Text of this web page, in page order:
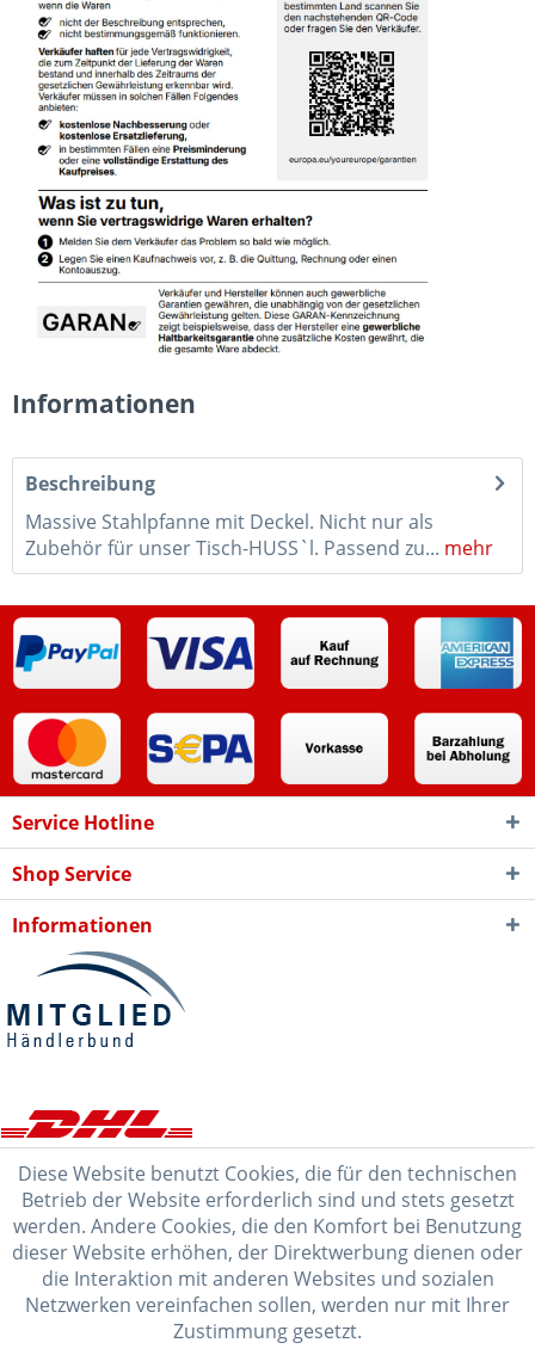
Informationen
Beschreibung
Massive Stahlpfanne mit Deckel. Nicht nur als
Zubehör für unser Tisch-HUSS`l. Passend zu... mehr
Service Hotline
Shop Service
Informationen
Diese Website benutzt Cookies, die für den technischen
Betrieb der Website erforderlich sind und stets gesetzt
werden. Andere Cookies, die den Komfort bei Benutzung
dieser Website erhöhen, der Direktwerbung dienen oder
die Interaktion mit anderen Websites und sozialen
Netzwerken vereinfachen sollen, werden nur mit Ihrer
Zustimmung gesetzt.